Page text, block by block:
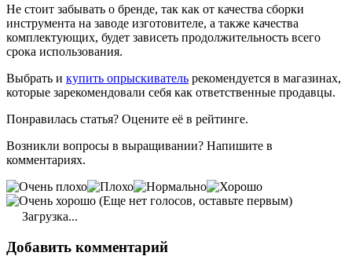
Не стоит забывать о бренде, так как от качества сборки
инструмента на заводе изготовителе, а также качества
комплектующих, будет зависеть продолжительность всего
срока использования.
Выбрать и купить опрыскиватель рекомендуется в магазинах,
которые зарекомендовали себя как ответственные продавцы.
Понравилась статья? Оцените её в рейтинге.
Возникли вопросы в выращивании? Напишите в
комментариях.
(Еще нет голосов, оставьте первым)
Загрузка...
Добавить комментарий